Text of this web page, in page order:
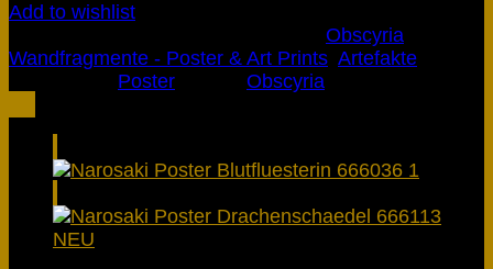
Add to wishlist
Obscyria
Wandfragmente - Poster & Art Prints Artefakte
Poster Obscyria